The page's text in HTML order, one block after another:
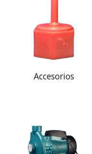
Accesorios